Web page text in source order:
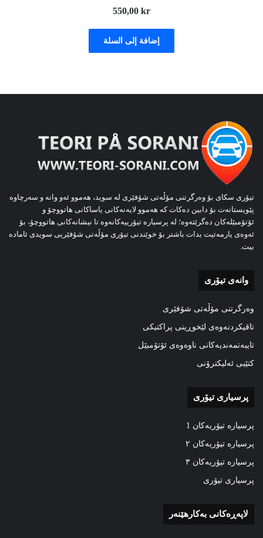
550,00 kr
إضافة إلى السلة
تیۆری سکای بۆ وەرگرتنی مۆڵەتی شۆفێری لە سوید، هەموو ئەو وانە و سەرچاوە
پێویستانەت بۆ دابین دەکات کە هەموو لایەنەکانی یاساکانی هاتووچۆ و
ئۆتۆمبێلەکان دەگرێتەوە؛ لە پرسیارە تیۆرییەکانەوە تا نیشانەکانی هاتووچۆ، بۆ
ئەوەی یارمەتیت بدات باشتر بۆ خوێندنی تیۆری مۆڵەتی شۆفێریی سویدی ئامادە
بیت.
وانەی تیۆری
وەرگرتنی مۆڵەتی شۆفێری
تاقیکردنەوەی لێخوڕینی پراکتیکی
تایبەتمەندیەکانی ناوەوەی ئۆتۆمبێل
کتێبی ئەلیکترۆنی
پرسیاری تیۆری
پرسیارە تیۆریەکان 1
پرسیارە تیۆریەکان ٢
پرسیارە تیۆریەکان ٣
پرسیاری تیۆری
لاپەڕەکانی بەکارهێنەر